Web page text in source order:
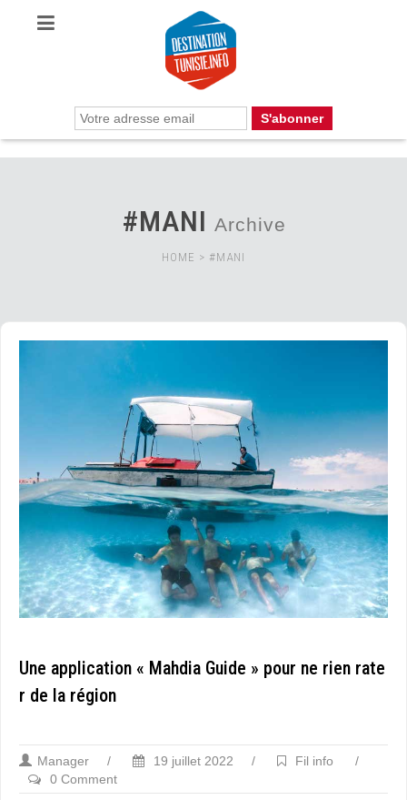
#MANI Archive
HOME > #MANI
Une application « Mahdia Guide » pour ne rien rate
r de la région
Manager / 19 juillet 2022 / Fil info
/
0 Comment